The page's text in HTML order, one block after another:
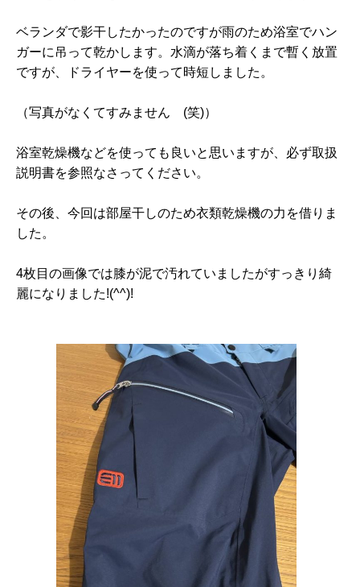
ベランダで影干したかったのですが雨のため浴室でハン
ガーに吊って乾かします。水滴が落ち着くまで暫く放置
ですが、ドライヤーを使って時短しました。
（写真がなくてすみません (笑)）
浴室乾燥機などを使っても良いと思いますが、必ず取扱
説明書を参照なさってください。
その後、今回は部屋干しのため衣類乾燥機の力を借りま
した。
4枚目の画像では膝が泥で汚れていましたがすっきり綺
麗になりました!(^^)!